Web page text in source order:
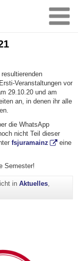
Veranstaltungen vor
29.10.20 und am
an, in denen ihr alle
die WhatsApp
nicht Teil dieser
fsjuramainz
eine
Semester!
in Aktuelles,